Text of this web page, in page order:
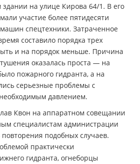
на улице Кирова 64/1. В его
участие более пятидесяти
спецтехники. Затраченное
составило порядка трех
и на порядок меньше. Причина
оказалась проста — на
пожарного гидранта, а на
серьезные проблемы с
давлением.
Квон на аппаратном совещании
специалистам администрации
подобных случаев.
практически
гидранта, огнеборцы